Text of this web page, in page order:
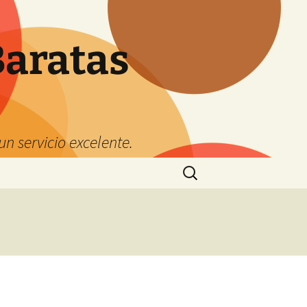
servicio excelente.
Buscar: